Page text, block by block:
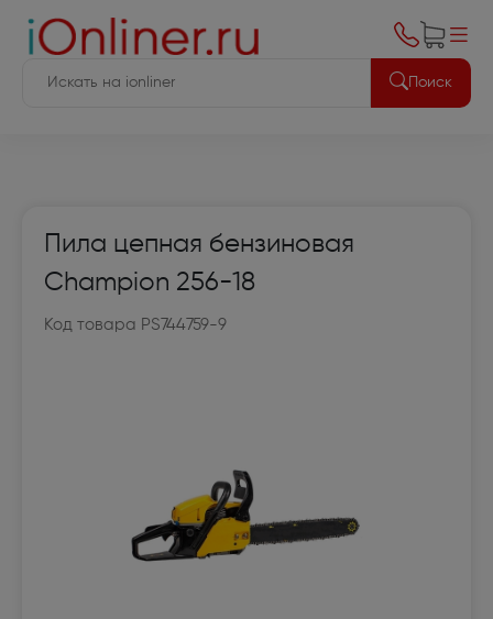
Поиск
Пила цепная бензиновая
Champion 256-18
Код товара PS744759-9